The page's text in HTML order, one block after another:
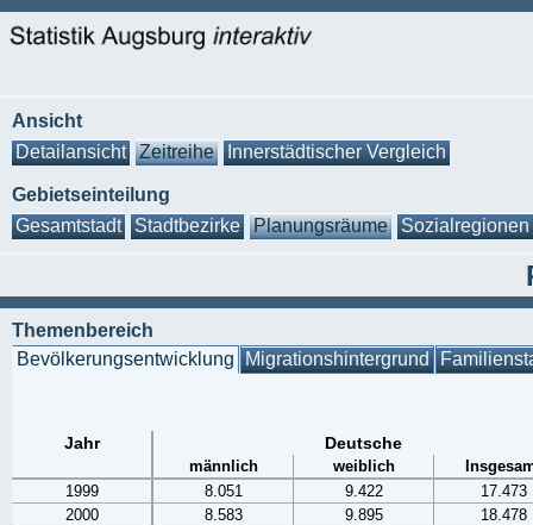
Ansicht
Detailansicht
Zeitreihe Innerstädtischer Vergleich
Gebietseinteilung
Gesamtstadt
Stadtbezirke Planungsräume Sozialregionen
Themenbereich
Bevölkerungsentwicklung Migrationshintergrund
Jahr Deutsche
männlich weiblich
1999
8.051 9.422
17.473
2000
8.583 9.895
18.478